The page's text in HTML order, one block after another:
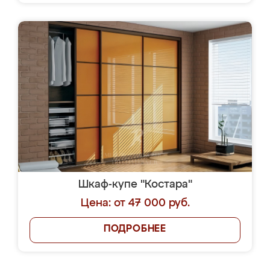
Шкаф-купе "Костара"
Цена: от 47 000 руб.
ПОДРОБНЕЕ